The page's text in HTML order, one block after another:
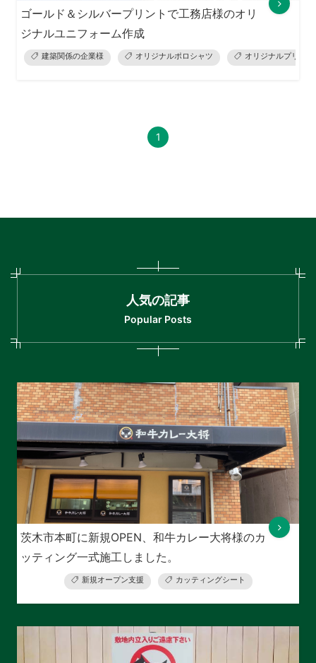
ゴールド＆シルバープリントで工務店様のオリ
ジナルユニフォーム作成
建築関係の企業様 オリジナルポロシャツ オリジナルプリント
1
人気の記事
Popular Posts
茨木市本町に新規OPEN、和牛カレー大将様のカ
ッティング一式施工しました。
新規オープン支援 カッティングシート